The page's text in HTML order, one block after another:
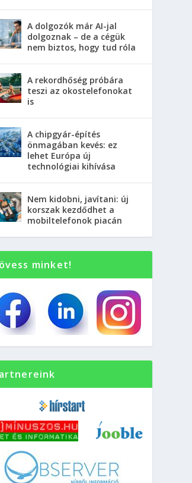
A dolgozók már AI-jal
dolgoznak – de a cégük
nem biztos, hogy tud róla
A rekordhőség próbára
teszi az okostelefonokat
is
A chipgyár-építés
önmagában kevés: ez
lehet Európa új
technológiai kihívása
Nem kidobni, javítani: új
korszak kezdődhet a
mobiltelefonok piacán
minket!